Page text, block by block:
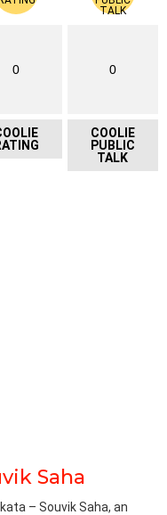
0 0
COOLIE
PUBLIC
TALK
Saha
– Souvik Saha, an